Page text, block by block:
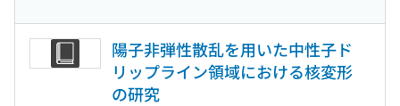
陽子非弾性散乱を用いた中性子ド
リップライン領域における核変形
の研究